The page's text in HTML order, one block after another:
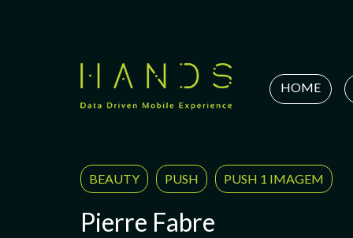
HOME
BEAUTY PUSH PUSH 1 IMAGEM
Pierre Fabre